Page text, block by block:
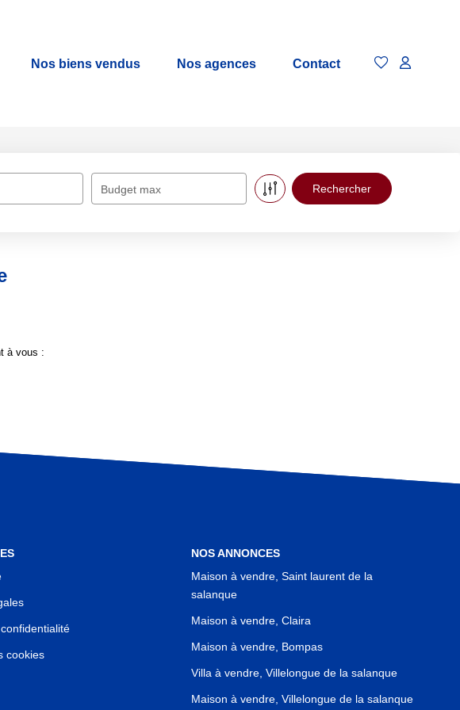
Nos biens vendus Nos agences Contact
Budget max
à vous :
cookies
NOS ANNONCES
Maison à vendre, Saint laurent de la
salanque
Maison à vendre, Claira
Maison à vendre, Bompas
Villa à vendre, Villelongue de la salanque
Maison à vendre, Villelongue de la salanque